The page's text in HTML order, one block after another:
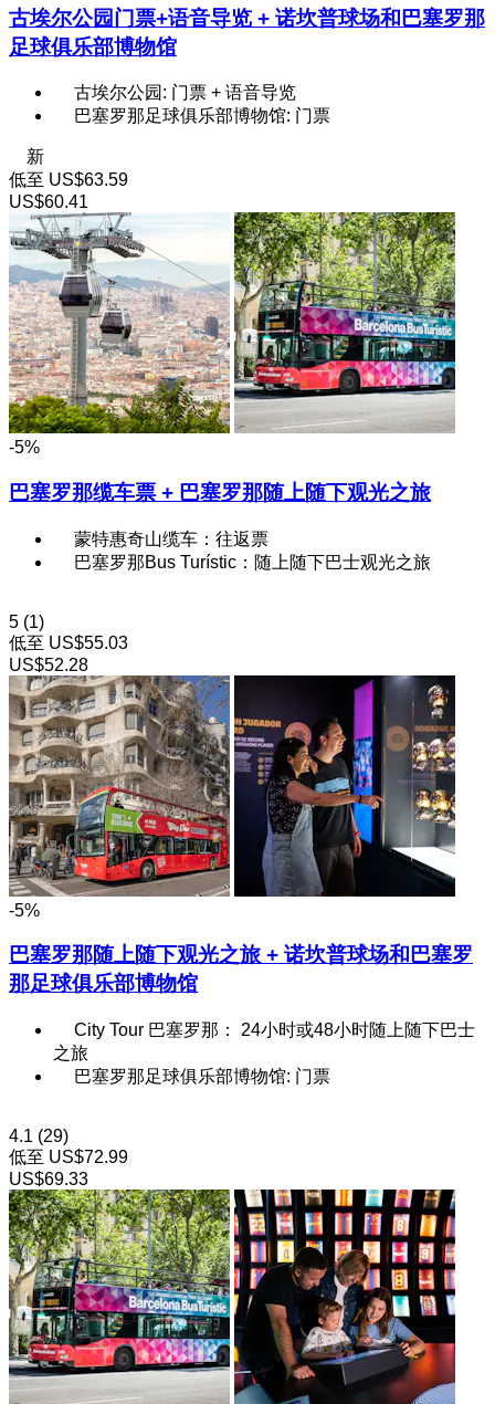
古埃尔公园门票+语音导览 + 诺坎普球场和巴塞罗那
足球俱乐部博物馆
古埃尔公园: 门票 + 语音导览
巴塞罗那足球俱乐部博物馆: 门票
新
低至 US$63.59
US$60.41
-5%
巴塞罗那缆车票 + 巴塞罗那随上随下观光之旅
蒙特惠奇山缆车：往返票
巴塞罗那Bus Turístic：随上随下巴士观光之旅
5 (1)
低至 US$55.03
US$52.28
-5%
巴塞罗那随上随下观光之旅 + 诺坎普球场和巴塞罗
那足球俱乐部博物馆
City Tour 巴塞罗那： 24小时或48小时随上随下巴士
之旅
巴塞罗那足球俱乐部博物馆: 门票
4.1 (29)
低至 US$72.99
US$69.33